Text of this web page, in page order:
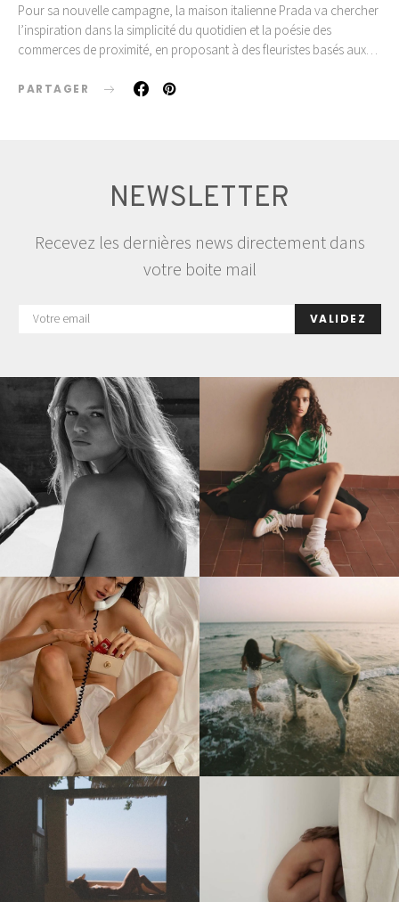
Pour sa nouvelle campagne, la maison italienne Prada va chercher
l’inspiration dans la simplicité du quotidien et la poésie des
commerces de proximité, en proposant à des fleuristes basés aux…
PARTAGER
NEWSLETTER
Recevez les dernières news directement dans
votre boite mail
VALIDEZ